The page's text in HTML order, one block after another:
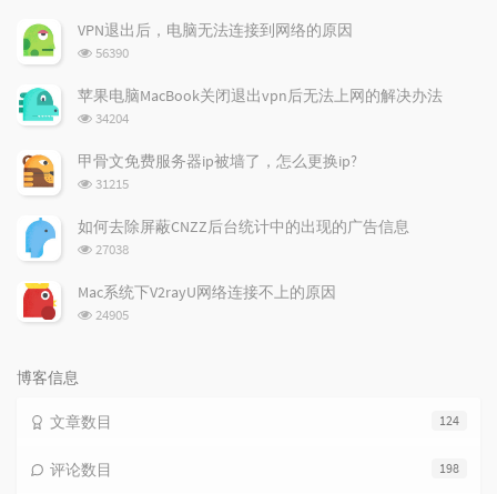
文
章
评
论
VPN退出后，电脑无法连接到网络的原因
浏
次
数:
56390
苹果电脑MacBook关闭退出vpn后无法上网的解决办法
浏
次
数:
34204
甲骨文免费服务器ip被墙了，怎么更换ip?
浏
次
数:
31215
如何去除屏蔽CNZZ后台统计中的出现的广告信息
浏
次
数:
27038
Mac系统下V2rayU网络连接不上的原因
浏
24905
博客信息
124
文章数目
198
评论数目